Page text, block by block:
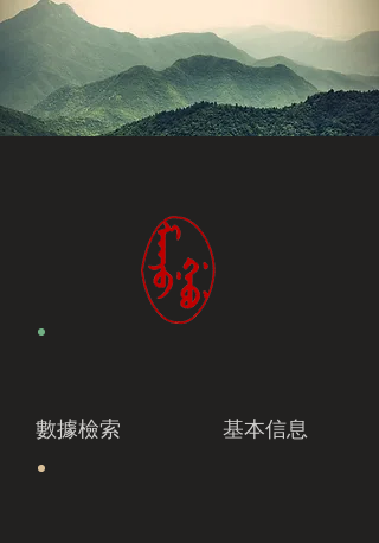
數據檢索 基本信息